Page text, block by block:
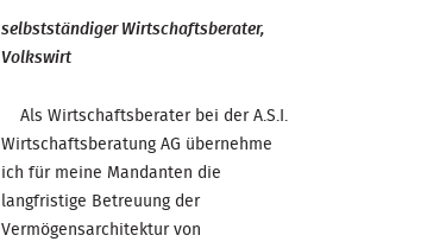
selbstständiger Wirtschaftsberater,
Volkswirt
Als Wirtschaftsberater bei der A.S.I.
Wirtschaftsberatung AG übernehme
ich für meine Mandanten die
langfristige Betreuung der
Vermögensarchitektur von